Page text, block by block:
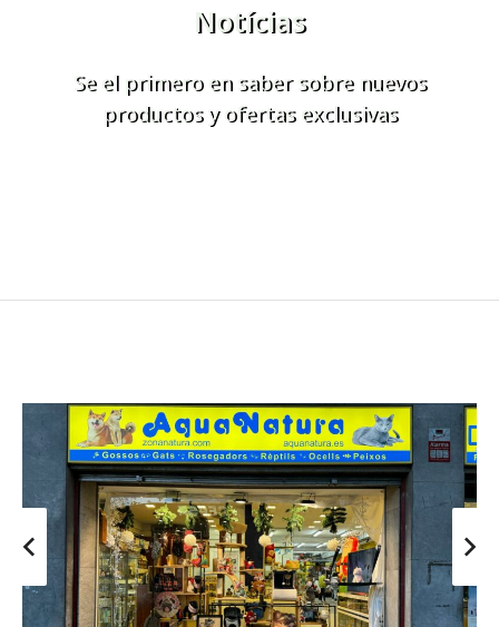
Notícias
Se el primero en saber sobre nuevos
productos y ofertas exclusivas